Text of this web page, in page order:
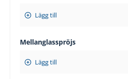
Lägg till
Mellanglasspröjs
Lägg till